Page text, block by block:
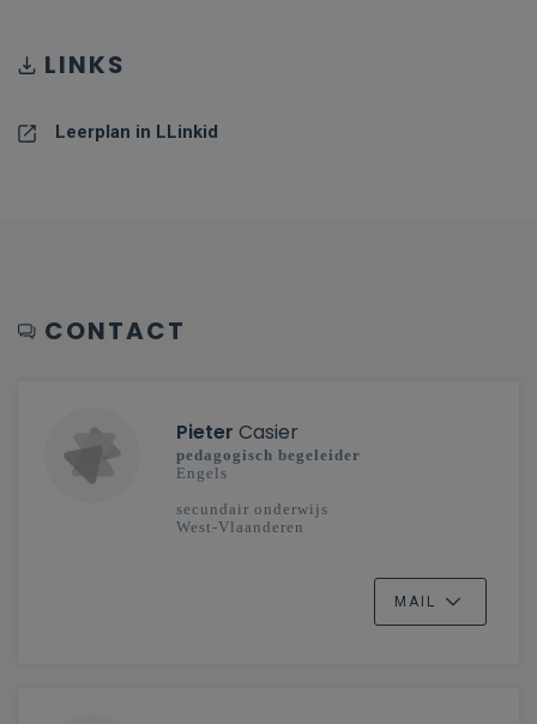
LINKS
Leerplan in LLinkid
CONTACT
Pieter Casier
pedagogisch begeleider
Engels
secundair onderwijs
West-Vlaanderen
MAIL